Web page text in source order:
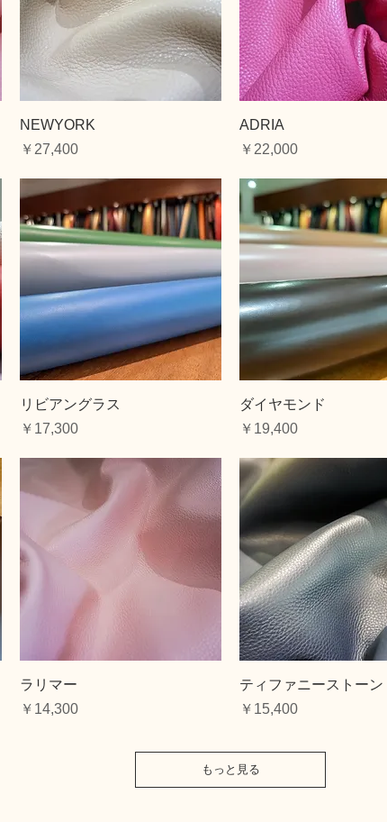
クイックビュー
NEWYORK
価格
￥27,400
ADRIA
価格
￥22,000
クイックビュー
リビアングラス
価格
￥17,300
クイックビュー
ダイヤモンド
価格
￥19,400
クイックビュー
ラリマー
価格
￥14,300
クイックビュー
ティファニーストーン
価格
￥15,400
もっと見る